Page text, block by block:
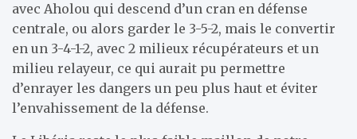
avec Aholou qui descend d’un cran en défense
centrale, ou alors garder le 3-5-2, mais le convertir
en un 3-4-1-2, avec 2 milieux récupérateurs et un
milieu relayeur, ce qui aurait pu permettre
d’enrayer les dangers un peu plus haut et éviter
l’envahissement de la défense.